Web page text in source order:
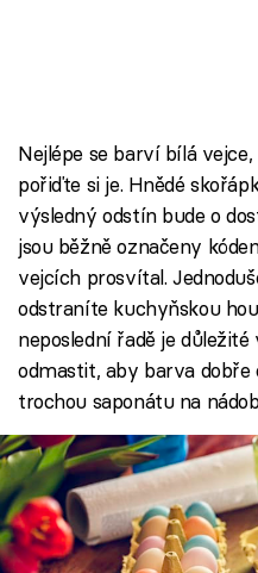
Nejlépe se barví bílá
pořiďte si je. Hnědé
výsledný odstín bude o
jsou běžně označeny
vejcích prosvítal.
odstraníte kuchyňskou
neposlední řadě je
odmastit, aby barva
trochou saponátu na